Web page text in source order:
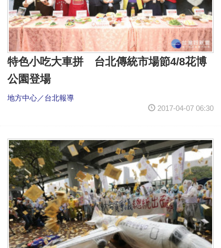
特色小吃大車拼 台北傳統市場節4/8花博
公園登場
地方中心／台北報導
2017-04-07 06:30